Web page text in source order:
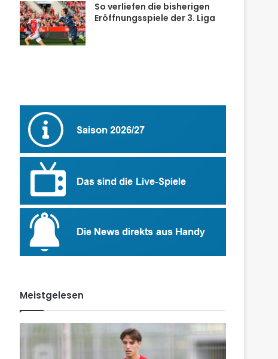
So verliefen die bisherigen
Eröffnungsspiele der 3. Liga
Meistgelesen